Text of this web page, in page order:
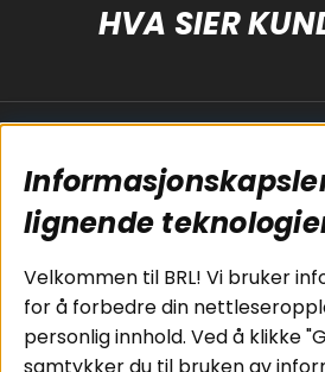
HVA SIER
Koblingsguide for
subwoofers
Tilkobling av
bilforsterker
Koblingsguide for
midbasser
Butikker
lignende
Velkommen til BRL! Vi bruker
for å forbedre din
personlig innhold. Ved å klikke